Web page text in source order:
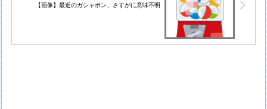
【画像】最近のガシャポン、さすがに意味不明